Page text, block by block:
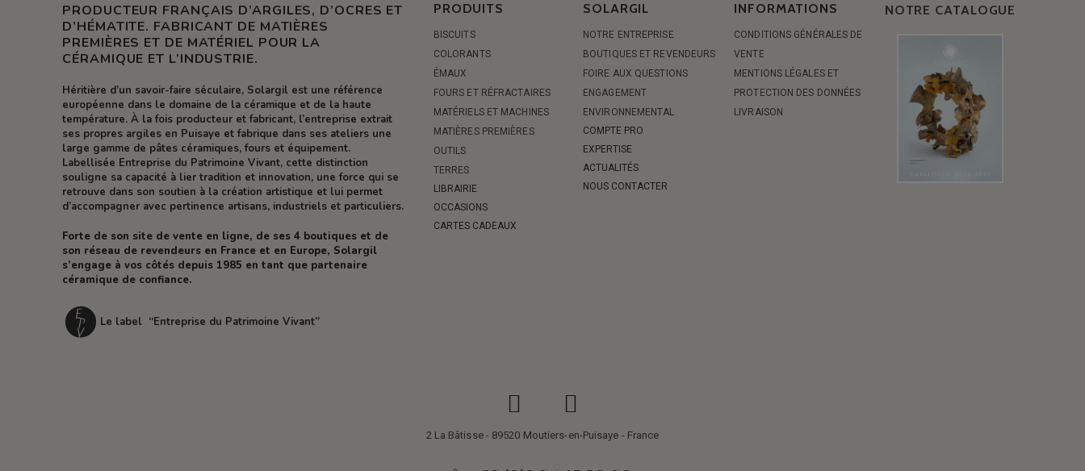
PRODUCTEUR FRANÇAIS D’ARGILES, D’OCRES ET
D’HÉMATITE. FABRICANT DE MATIÈRES
PREMIÈRES ET DE MATÉRIEL POUR LA
CÉRAMIQUE ET L’INDUSTRIE.
Héritière d’un savoir-faire séculaire, Solargil est une référence
européenne dans le domaine de la céramique et de la haute
température. À la fois producteur et fabricant, l’entreprise extrait
ses propres argiles en Puisaye et fabrique dans ses ateliers une
large gamme de pâtes céramiques, fours et équipement.
Labellisée Entreprise du Patrimoine Vivant, cette distinction
souligne sa capacité à lier tradition et innovation, une force qui se
retrouve dans son soutien à la création artistique et lui permet
d’accompagner avec pertinence artisans, industriels et particuliers.
Forte de son site de vente en ligne, de ses 4 boutiques et de
son réseau de revendeurs en France et en Europe, Solargil
s’engage à vos côtés depuis 1985 en tant que partenaire
céramique de confiance.
Le label “Entreprise du Patrimoine Vivant”
PRODUITS
BISCUITS
COLORANTS
ÉMAUX
FOURS ET RÉFRACTAIRES
MATÉRIELS ET MACHINES
MATIÈRES PREMIÈRES
OUTILS
TERRES
LIBRAIRIE
OCCASIONS
CARTES CADEAUX
SOLARGIL
NOTRE ENTREPRISE
BOUTIQUES ET REVENDEURS
FOIRE AUX QUESTIONS
ENGAGEMENT
ENVIRONNEMENTAL
COMPTE PRO
EXPERTISE
ACTUALITÉS
NOUS CONTACTER
INFORMATIONS
CONDITIONS GÉNÉRALES DE
VENTE
MENTIONS LÉGALES ET
PROTECTION DES DONNÉES
LIVRAISON
NOTRE CATALOGUE
2 La Bâtisse - 89520 Moutiers-en-Puisaye - France